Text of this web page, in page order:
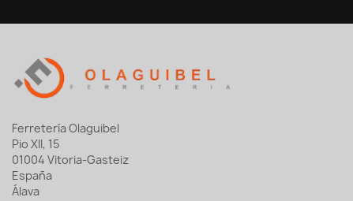
Ferretería Olaguibel
Pio XII, 15
01004 Vitoria-Gasteiz
España
Álava